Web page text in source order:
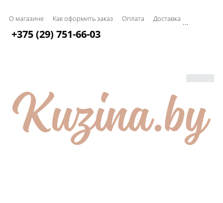
О магазине Как оформить заказ Оплата Доставка ...
+375 (29) 751-66-03